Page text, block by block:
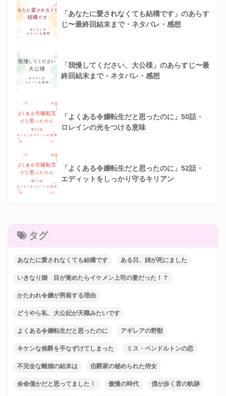
「あなたに愛されなくても結構です」のあらす
じ〜最終回結末まで・ネタバレ・感想
「我慢してください、大公様」のあらすじ〜最
終回結末まで・ネタバレ・感想
「よくある令嬢転生だと思ったのに」50話・
ロレインの光をつける意味
「よくある令嬢転生だと思ったのに」52話・
エディットをしっかり守るキリアン
タグ
あなたに愛されなくても結構です ある日、姉が死にました
いきなり婚 目が覚めたらイケメン上司の妻だった！？
かたわれ令嬢が男装する理由
どうやら私、大公妃が天職みたいです
よくある令嬢転生だと思ったのに アギレアの野獣
キケンな侯爵を手なずけてしまった ミス・ペンドルトンの恋
不完全な離婚の結末は 伯爵家の秘められた侍女
余命僅かだと思ってました！ 傲慢の時代 僕が歩く君の軌跡